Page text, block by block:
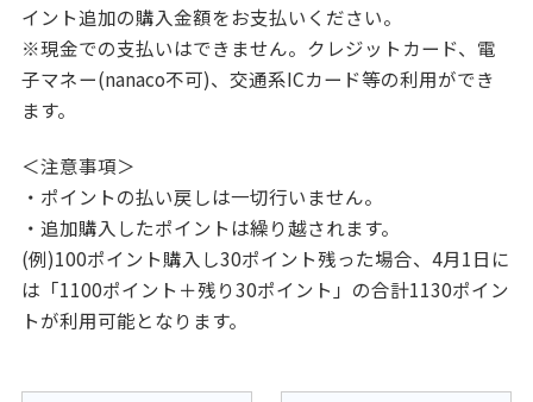
イント追加の購入金額をお支払いください。
※現金での支払いはできません。クレジットカード、電
子マネー(nanaco不可)、交通系ICカード等の利用ができ
ます。
＜注意事項＞
・ポイントの払い戻しは一切行いません。
・追加購入したポイントは繰り越されます。
(例)100ポイント購入し30ポイント残った場合、4月1日に
は「1100ポイント＋残り30ポイント」の合計1130ポイン
トが利用可能となります。